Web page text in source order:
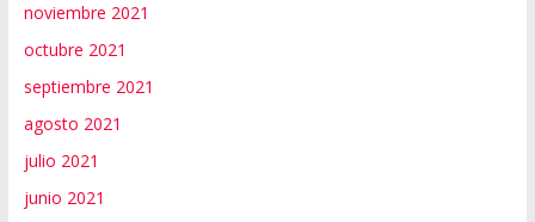
noviembre 2021
octubre 2021
septiembre 2021
agosto 2021
julio 2021
junio 2021